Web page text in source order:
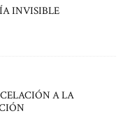
INVISIBLE
A LA